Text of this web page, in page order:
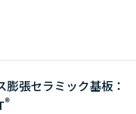
膨張セラミック基板：
®